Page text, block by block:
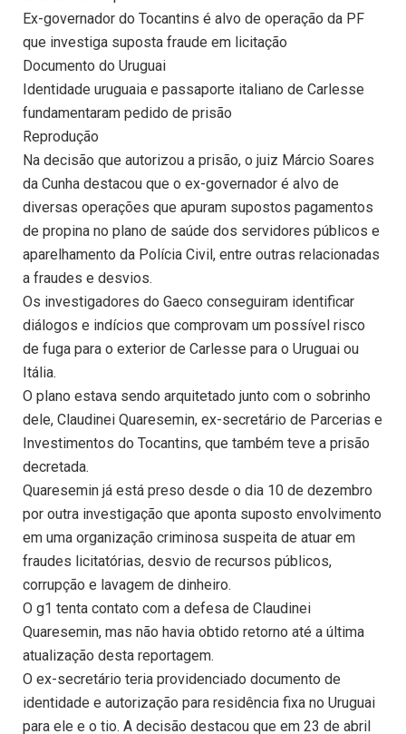
Ex-governador do Tocantins é alvo de operação da PF
que investiga suposta fraude em licitação
Documento do Uruguai
Identidade uruguaia e passaporte italiano de Carlesse
fundamentaram pedido de prisão
Reprodução
Na decisão que autorizou a prisão, o juiz Márcio Soares
da Cunha destacou que o ex-governador é alvo de
diversas operações que apuram supostos pagamentos
de propina no plano de saúde dos servidores públicos e
aparelhamento da Polícia Civil, entre outras relacionadas
a fraudes e desvios.
Os investigadores do Gaeco conseguiram identificar
diálogos e indícios que comprovam um possível risco
de fuga para o exterior de Carlesse para o Uruguai ou
Itália.
O plano estava sendo arquitetado junto com o sobrinho
dele, Claudinei Quaresemin, ex-secretário de Parcerias e
Investimentos do Tocantins, que também teve a prisão
decretada.
Quaresemin já está preso desde o dia 10 de dezembro
por outra investigação que aponta suposto envolvimento
em uma organização criminosa suspeita de atuar em
fraudes licitatórias, desvio de recursos públicos,
corrupção e lavagem de dinheiro.
O g1 tenta contato com a defesa de Claudinei
Quaresemin, mas não havia obtido retorno até a última
atualização desta reportagem.
O ex-secretário teria providenciado documento de
identidade e autorização para residência fixa no Uruguai
para ele e o tio. A decisão destacou que em 23 de abril